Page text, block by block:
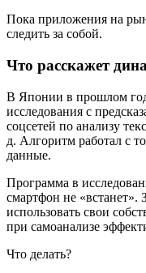
Пока приложения на
следить за собой.
Что расскажет
В Японии в прошлом
исследования с
соцсетей по анализу
д. Алгоритм работал с
данные.
Программа в
смартфон не «встанет».
использовать свои
при самоанализе
Что делать?